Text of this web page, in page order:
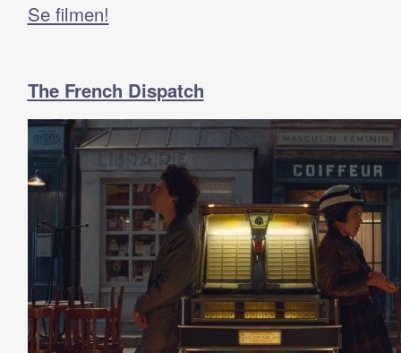
Se filmen!
The French Dispatch